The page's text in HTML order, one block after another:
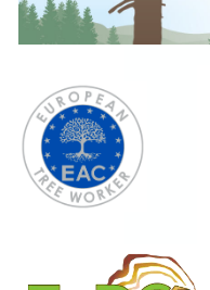
OFFERTE
CONTACT